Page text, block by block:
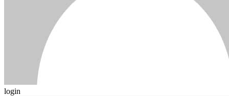
login